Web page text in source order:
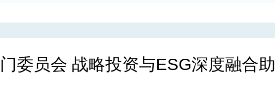
委员会 战略投资与ESG深度融合助